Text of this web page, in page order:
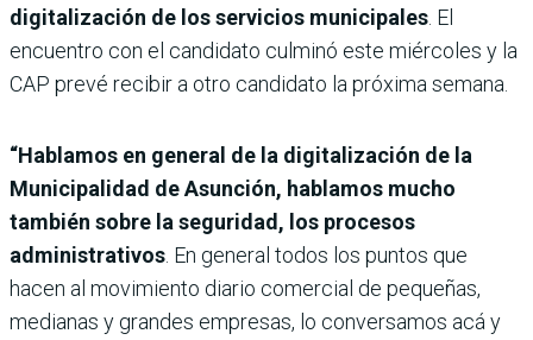
digitalización de los servicios municipales . El
encuentro con el candidato culminó este miércoles y la
CAP prevé recibir a otro candidato la próxima semana.
“Hablamos en general de la digitalización de la
Municipalidad de Asunción, hablamos mucho
también sobre la seguridad, los procesos
administrativos . En general todos los puntos que
hacen al movimiento diario comercial de pequeñas,
medianas y grandes empresas, lo conversamos acá y